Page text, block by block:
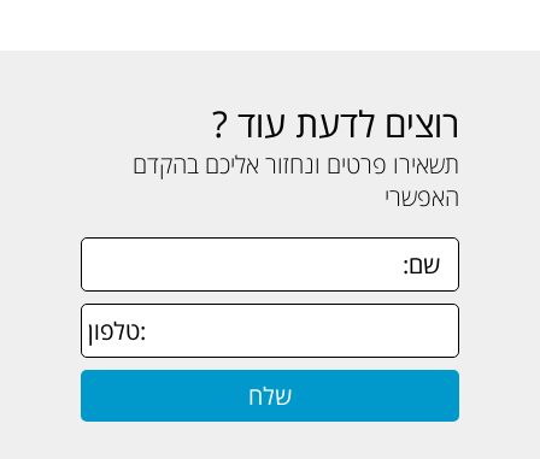
רוצים לדעת עוד ?
תשאירו פרטים ונחזור אליכם בהקדם
האפשרי